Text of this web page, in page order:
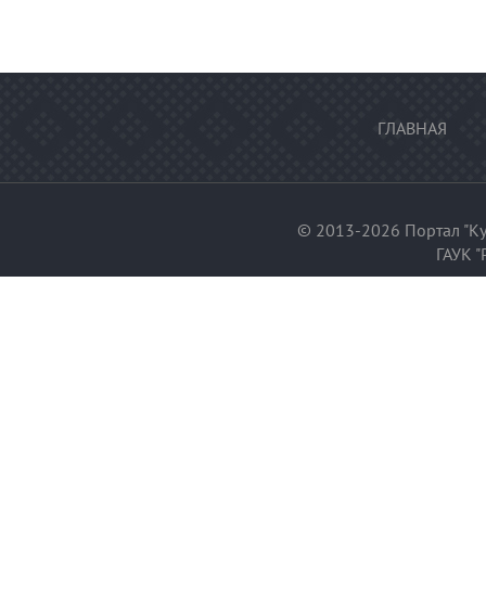
ГЛАВНАЯ
© 2013-2026 Портал
ГАУК